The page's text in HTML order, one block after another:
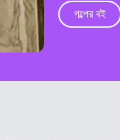
গল্পের বই